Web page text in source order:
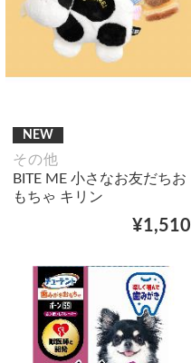
NEW
その他
BITE ME 小さなお友だちお
もちゃ キリン
¥1,510